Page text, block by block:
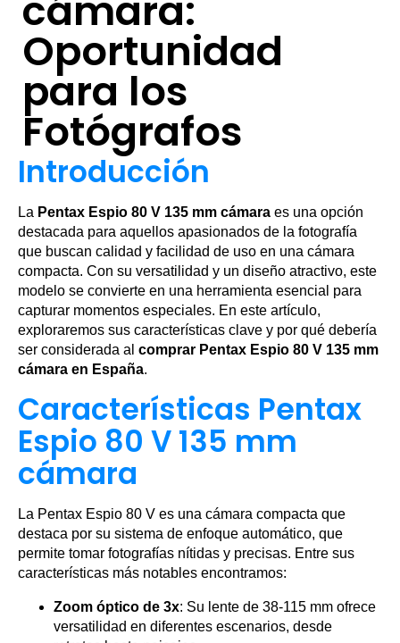
cámara:
Oportunidad
para los
Fotógrafos
Introducción
La Pentax Espio 80 V 135 mm cámara es una opción
destacada para aquellos apasionados de la fotografía
que buscan calidad y facilidad de uso en una cámara
compacta. Con su versatilidad y un diseño atractivo, este
modelo se convierte en una herramienta esencial para
capturar momentos especiales. En este artículo,
exploraremos sus características clave y por qué debería
ser considerada al comprar Pentax Espio 80 V 135 mm
cámara en España.
Características Pentax
Espio 80 V 135 mm
cámara
La Pentax Espio 80 V es una cámara compacta que
destaca por su sistema de enfoque automático, que
permite tomar fotografías nítidas y precisas. Entre sus
características más notables encontramos:
Zoom óptico de 3x: Su lente de 38-115 mm ofrece
versatilidad en diferentes escenarios, desde